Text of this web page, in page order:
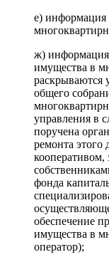
е) информация
ж) информация
имущества в
раскрываются
общего
управления в
поручена
ремонта этого
фонда
обеспечение
имущества в
оператор);